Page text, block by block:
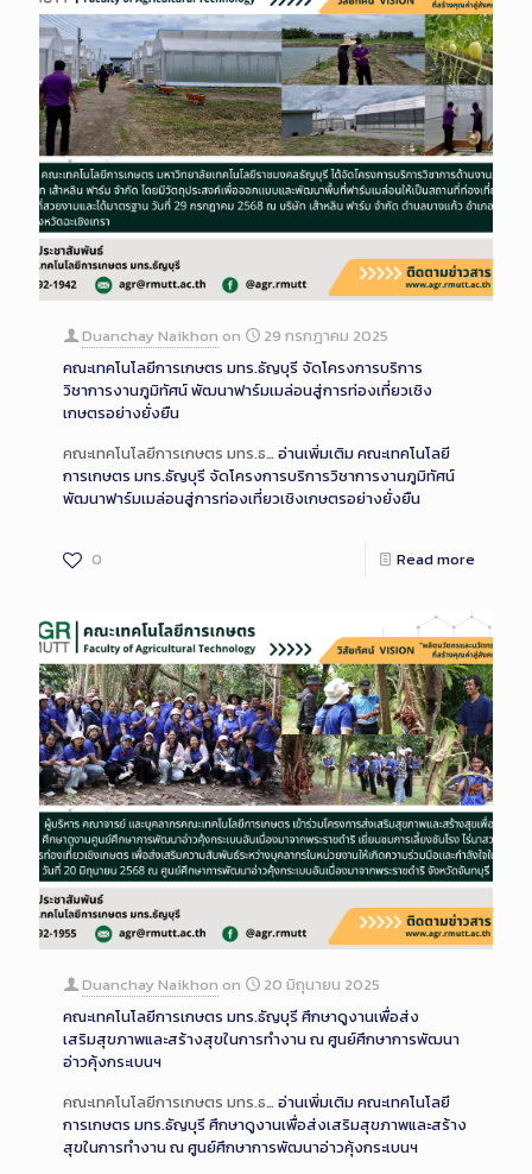
Duanchay Naikhon on
29 กรกฎาคม 2025
คณะเทคโนโลยีการเกษตร มทร.ธัญบุรี จัดโครงการบริการ
วิชาการงานภูมิทัศน์ พัฒนาฟาร์มเมล่อนสู่การท่องเที่ยวเชิง
เกษตรอย่างยั่งยืน
คณะเทคโนโลยีการเกษตร มทร.ธ… อ่านเพิ่มเติมคณะเทคโนโลยี
การเกษตร มทร.ธัญบุรี จัดโครงการบริการวิชาการงานภูมิทัศน์
พัฒนาฟาร์มเมล่อนสู่การท่องเที่ยวเชิงเกษตรอย่างยั่งยืน
0 Read more
Duanchay Naikhon on
20 มิถุนายน 2025
คณะเทคโนโลยีการเกษตร มทร.ธัญบุรี ศึกษาดูงานเพื่อส่ง
เสริมสุขภาพและสร้างสุขในการทำงาน ณ ศูนย์ศึกษาการพัฒนา
อ่าวคุ้งกระเบนฯ
คณะเทคโนโลยีการเกษตร มทร.ธ… อ่านเพิ่มเติมคณะเทคโนโลยี
การเกษตร มทร.ธัญบุรี ศึกษาดูงานเพื่อส่งเสริมสุขภาพและสร้าง
สุขในการทำงาน ณ ศูนย์ศึกษาการพัฒนาอ่าวคุ้งกระเบนฯ